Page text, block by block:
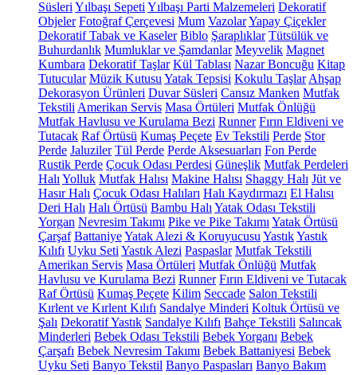
Süsleri Yılbaşı Sepeti Yılbaşı Parti Malzemeleri Dekoratif
Objeler Fotoğraf Çerçevesi Mum VazolarYapay Çiçekler
Dekoratif Tabak ve Kaseler Biblo Şaraplıklar Tütsülük ve
Buhurdanlık Mumluklar ve Şamdanlar Meyvelik Magnet
Kumbara Dekoratif Taşlar Kül Tablası Nazar Boncuğu Kitap
Tutucular Müzik Kutusu Yatak Tepsisi Kokulu Taşlar Ahşap
Dekorasyon Ürünleri Duvar Süsleri Cansız Manken Mutfak
Tekstili Amerikan Servis Masa Örtüleri Mutfak Önlüğü
Mutfak Havlusu ve Kurulama Bezi Runner Fırın Eldiveni ve
Tutacak Raf Örtüsü Kumaş Peçete Ev Tekstili Perde Stor
Perde Jaluziler Tül Perde Perde Aksesuarları Fon Perde
Rustik Perde Çocuk Odası Perdesi Güneşlik Mutfak Perdeleri
Halı Yolluk Mutfak Halısı Makine Halısı Shaggy Halı Jüt ve
Hasır Halı Çocuk Odası Halıları Halı Kaydırmazı El Halısı
Deri Halı Halı Örtüsü Bambu Halı Yatak Odası Tekstili
Yorgan Nevresim Takımı Pike ve Pike Takımı Yatak Örtüsü
Çarşaf BattaniyeYatak Alezi & Koruyucusu YastıkYastık
Kılıfı Uyku Seti Yastık Alezi Paspaslar Mutfak Tekstili
Amerikan Servis Masa Örtüleri Mutfak Önlüğü Mutfak
Havlusu ve Kurulama Bezi Runner Fırın Eldiveni ve Tutacak
Raf Örtüsü Kumaş Peçete Kilim Seccade Salon Tekstili
Kırlent ve Kırlent Kılıfı Sandalye Minderi Koltuk Örtüsü ve
Şalı Dekoratif Yastık Sandalye Kılıfı Bahçe Tekstili Salıncak
Minderleri Bebek Odası Tekstili Bebek Yorganı Bebek
Çarşafı Bebek Nevresim Takımı Bebek Battaniyesi Bebek
Uyku Seti Banyo Tekstil Banyo Paspasları Banyo Bakım